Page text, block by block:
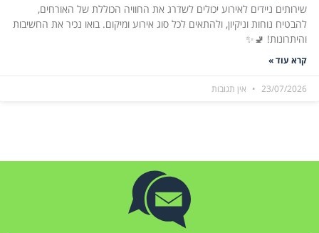
שירותים ניידים לאירוע יכולים לשדרג את החוויה הכוללת של האורחים,
להבטיח נוחות וניקיון, ולהתאים לכל סוג אירוע ומיקום. בואו נכיר את החשיבות
והיתרונות! 🚽✨
קרא עוד »
23/07/2026 אין תגובות